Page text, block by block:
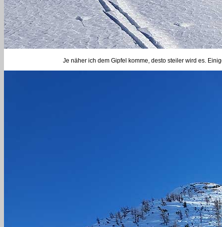
Je näher ich dem Gipfel komme, desto steiler wird es.